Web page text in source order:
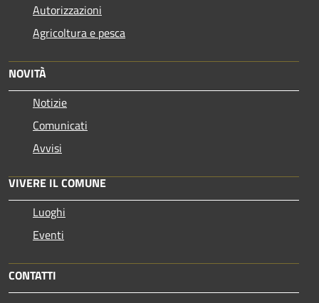
Autorizzazioni
Agricoltura e pesca
NOVITÀ
Notizie
Comunicati
Avvisi
VIVERE IL COMUNE
Luoghi
Eventi
CONTATTI